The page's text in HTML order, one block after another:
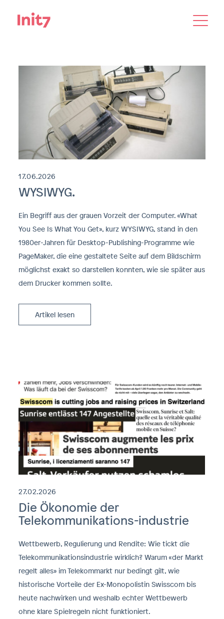
17.06.2026
WYSIWYG.
Ein Begriff aus der grauen Vorzeit der Computer. «What
You See Is What You Get», kurz WYSIWYG, stand in den
1980er-Jahren für Desktop-Publishing-Programme wie
PageMaker, die eine gestaltete Seite auf dem Bildschirm
möglichst exakt so darstellen konnten, wie sie später aus
dem Drucker kommen sollte.
Artikel lesen
27.02.2026
Die Ökonomie der
Telekommunikations-industrie
Wettbewerb, Regulierung und Rendite: Wie tickt die
Telekommunikationsindustrie wirklich? Warum «der Markt
regelt alles» im Telekommarkt nur bedingt gilt, wie
historische Vorteile der Ex-Monopolistin Swisscom bis
heute nachwirken und weshalb echter Wettbewerb
ohne klare Spielregeln nicht funktioniert.